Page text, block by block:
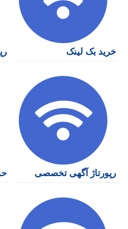
خرید بک لینک
رپورتاژ آگهی تخصصی